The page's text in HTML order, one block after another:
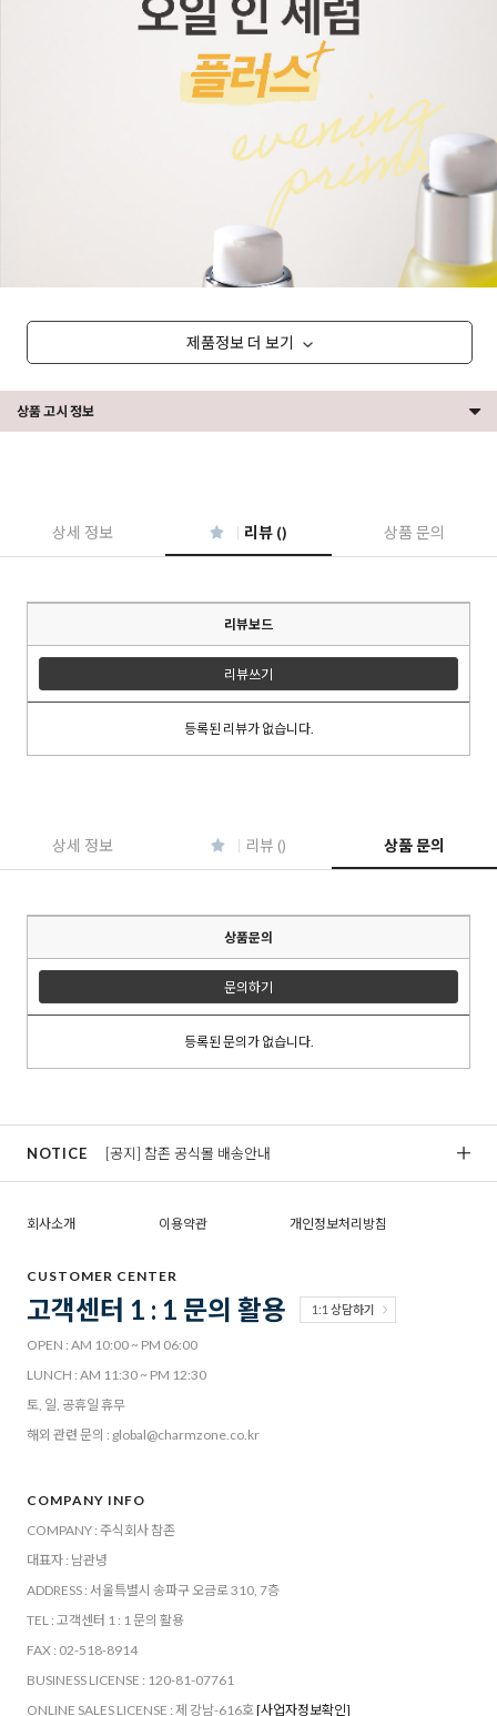
이코 라이프 하
제품정보 더 보기
상품 고시 정보
상세 정보 리뷰 () 상품 문의
리뷰보드
리뷰쓰기
등록된 리뷰가 없습니다.
상세 정보 리뷰 () 상품 문의
상품문의
문의하기
등록된 문의가 없습니다.
NOTICE [공지] 참존 공식몰 배송안내
회사소개 이용약관 개인정보처리방침
CUSTOMER CENTER
고객센터 1 : 1 문의 활용 1:1 상담하기
OPEN : AM 10:00 ~ PM 06:00
LUNCH : AM 11:30 ~ PM 12:30
토, 일, 공휴일 휴무
해외 관련 문의 : global@charmzone.co.kr
COMPANY INFO
COMPANY : 주식회사 참존
대표자 : 남관녕
ADDRESS : 서울특별시 송파구 오금로 310, 7층
TEL : 고객센터 1 : 1 문의 활용
FAX : 02-518-8914
BUSINESS LICENSE : 120-81-07761
ONLINE SALES LICENSE : 제 강남-616호[사업자정보확인]